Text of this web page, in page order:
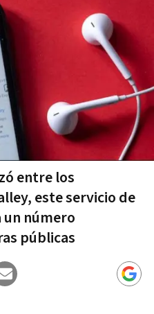
entre los
este servicio de
un número
públicas